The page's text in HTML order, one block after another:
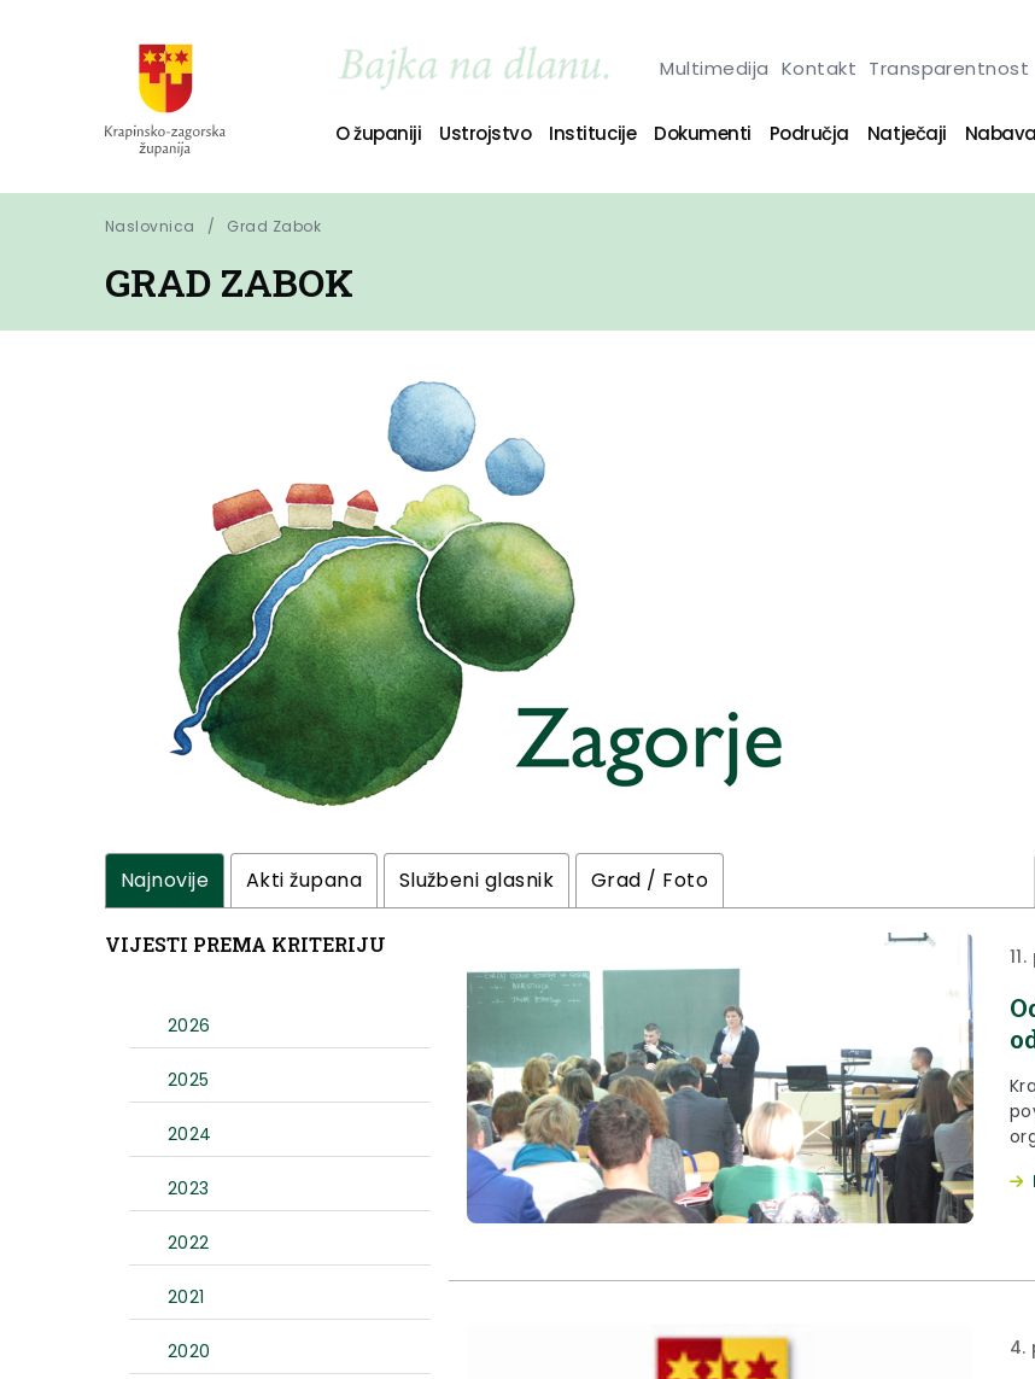
Multimedija Kontakt Transparentnost
O županiji Ustrojstvo Institucije Dokumenti Područja Natječaji Nabava
Naslovnica Grad Zabok
GRAD ZABOK
Najnovije Akti župana Službeni glasnik Grad / Foto
VIJESTI PREMA KRITERIJU
2026
2025
2024
2023
2022
2021
2020 4.